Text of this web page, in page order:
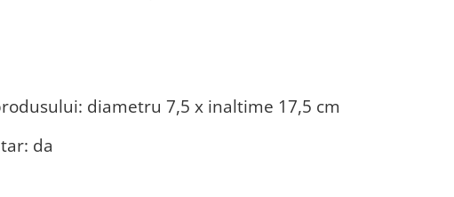
diametru 7,5 x inaltime 17,5 cm
da